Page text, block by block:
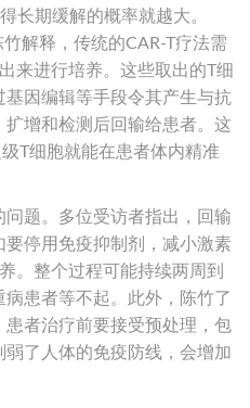
长期缓解的概率就越大。
解释，传统的CAR-T疗法需
来进行培养。这些取出的T细
因编辑等手段令其产生与抗
增和检测后回输给患者。这
T细胞就能在患者体内精准
题。多位受访者指出，回输
停用免疫抑制剂，减小激素
。整个过程可能持续两周到
患者等不起。此外，陈竹了
者治疗前要接受预处理，包
了人体的免疫防线，会增加